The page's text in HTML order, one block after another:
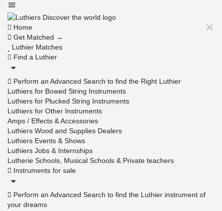
Home
Get Matched →
Luthier Matches
Find a Luthier
Perform an Advanced Search to find the Right Luthier
Luthiers for Bowed String Instruments
Luthiers for Plucked String Instruments
Luthiers for Other Instruments
Amps / Effects & Accessories
Luthiers Wood and Supplies Dealers
Luthiers Events & Shows
Luthiers Jobs & Internships
Lutherie Schools, Musical Schools & Private teachers
Instruments for sale
Perform an Advanced Search to find the Luthier instrument of
your dreams